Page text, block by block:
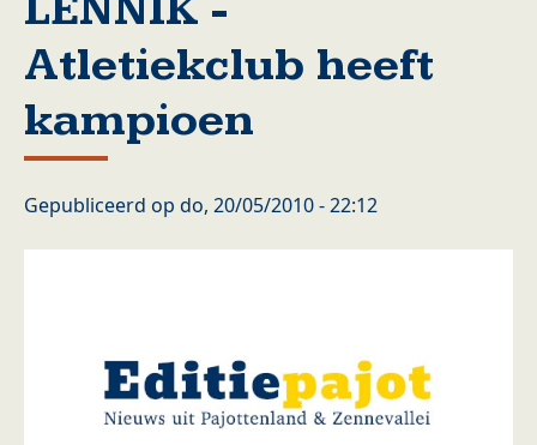
Atletiekclub heeft
kampioen
Gepubliceerd op do, 20/05/2010 - 22:12